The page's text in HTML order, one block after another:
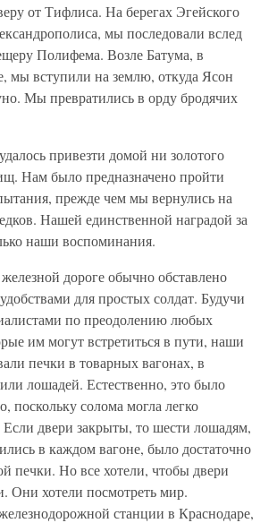
от Тифлиса. На берегах Эгейского
мы последовали вслед
Полифема. Возле Батума, в
мы вступили на землю, откуда Ясон
Мы превратились в орду бродячих
привезти домой ни золотого
Нам было предназначено пройти
прежде чем мы вернулись на
Нашей единственной наградой за
наши воспоминания.
дороге обычно обставлено
для простых солдат. Будучи
по преодолению любых
им могут встретиться в пути, наши
печки в товарных вагонах, в
лошадей. Естественно, это было
поскольку солома могла легко
Если двери закрыты, то шести лошадям,
в каждом вагоне, было достаточно
печки. Но все хотели, чтобы двери
Они хотели посмотреть мир.
станции в Краснодаре,